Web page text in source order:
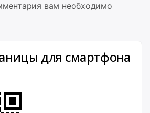
вам необходимо
для смартфона